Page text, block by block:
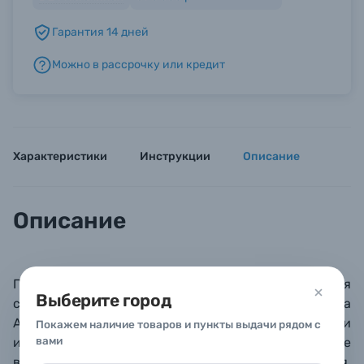
Выберите город
Покажем наличие товаров и пункты выдачи рядом с
вами
Б/У фототехника (Комиссионные товары)
Гарантия 14 дней
Можно в рассрочку или кредит
Характеристики Инструкции Описание
Описание
Премиальная металлическая рамка
для
сертификатов, грамот и других документов формата
А4 (21х30 см), а также для фотографий 15х20 см при
использовании паспарту. Паспарту в комплект не